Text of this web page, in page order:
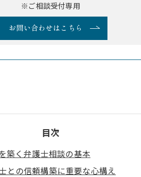
※ご相談受付専用
お問い合わせはこちら
目次
築く弁護士相談の基本
との信頼構築に重要な心構え